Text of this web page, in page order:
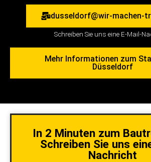
dusseldorf@wir-machen-
Schreiben Sie uns eine E-Mail-
Mehr Informationen zum
Düsseldorf
In 2 Minuten zum
Schreiben Sie uns
Nachricht